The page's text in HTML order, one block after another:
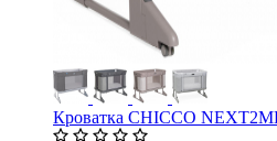
Кроватка CHICCO